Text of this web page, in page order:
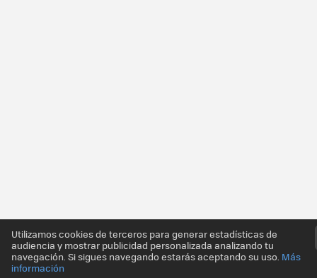
Utilizamos cookies de terceros para generar estadísticas de
audiencia y mostrar publicidad personalizada analizando tu
navegación. Si sigues navegando estarás aceptando su uso. Más
información